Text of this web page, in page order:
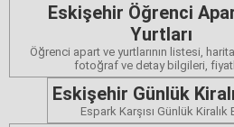
Eskişehir Öğrenci
Yurtları
Öğrenci apart ve yurtlarının listesi,
fotoğraf ve detay bilgileri,
Eskişehir Günlük
Espark Karşısı Günlük Kiralık